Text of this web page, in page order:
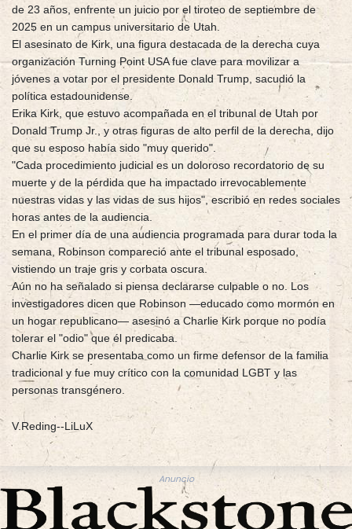
de 23 años, enfrente un juicio por el tiroteo de septiembre de
2025 en un campus universitario de Utah.
El asesinato de Kirk, una figura destacada de la derecha cuya
organización Turning Point USA fue clave para movilizar a
jóvenes a votar por el presidente Donald Trump, sacudió la
política estadounidense.
Erika Kirk, que estuvo acompañada en el tribunal de Utah por
Donald Trump Jr., y otras figuras de alto perfil de la derecha, dijo
que su esposo había sido "muy querido".
"Cada procedimiento judicial es un doloroso recordatorio de su
muerte y de la pérdida que ha impactado irrevocablemente
nuestras vidas y las vidas de sus hijos", escribió en redes sociales
horas antes de la audiencia.
En el primer día de una audiencia programada para durar toda la
semana, Robinson compareció ante el tribunal esposado,
vistiendo un traje gris y corbata oscura.
Aún no ha señalado si piensa declararse culpable o no. Los
investigadores dicen que Robinson —educado como mormón en
un hogar republicano— asesinó a Charlie Kirk porque no podía
tolerar el "odio" que él predicaba.
Charlie Kirk se presentaba como un firme defensor de la familia
tradicional y fue muy crítico con la comunidad LGBT y las
personas transgénero.
V.Reding--LiLuX
Anuncio